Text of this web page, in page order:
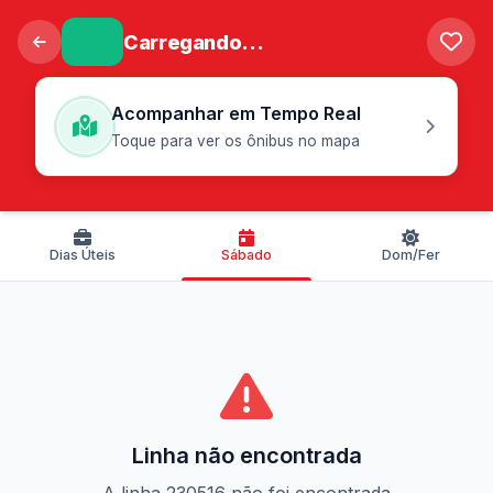
Carregando...
Acompanhar em Tempo Real
Toque para ver os ônibus no mapa
Dias Úteis Sábado Dom/Fer
Linha não encontrada